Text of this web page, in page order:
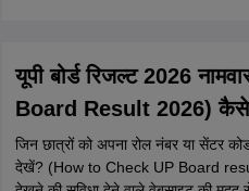
यूपी बोर्ड रिजल्ट 2026
Board Result 2026)
जिन छात्रों को अपना रोल नंबर या सेंटर
देखें? (How to Check UP Board